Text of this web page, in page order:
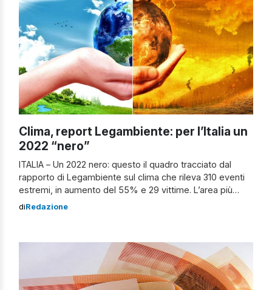
Clima, report Legambiente: per l’Italia un
2022 “nero”
ITALIA – Un 2022 nero: questo il quadro tracciato dal
rapporto di Legambiente sul clima che rileva 310 eventi
estremi, in aumento del 55% e 29 vittime. L’area più
colpita è il Nord Italia, seguita da Sud e Centro.
diRedazione